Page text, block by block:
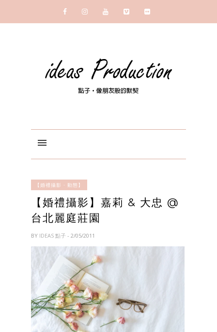
【婚禮攝影 - 動態】
【婚禮攝影】嘉莉 & 大忠 @
台北麗庭莊園
BY IDEAS 點子 - 2/05/2011